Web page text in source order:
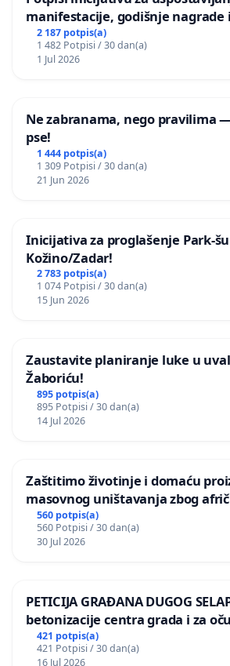
manifestacije, godišnje nagrade
javnog događaja „Edin Avdić“ u
2 187 potpis(a)
1 482 Potpisi / 30 dan(a)
1 Jul 2026
Ne zabranama, nego pravilima
pse!
1 444 potpis(a)
1 309 Potpisi / 30 dan(a)
21 Jun 2026
Inicijativa za proglašenje Park-
Kožino/Zadar!
2 783 potpis(a)
1 074 Potpisi / 30 dan(a)
15 Jun 2026
Zaustavite planiranje luke u
Žaboriću!
895 potpis(a)
895 Potpisi / 30 dan(a)
14 Jul 2026
Zaštitimo životinje i domaću
masovnog uništavanja zbog
kuge
560 potpis(a)
560 Potpisi / 30 dan(a)
30 Jul 2026
PETICIJA GRAĐANA DUGOG
betonizacije centra grada i za
postojećih zelenih površina i
donošenju izmjena urbanističkog
421 potpis(a)
421 Potpisi / 30 dan(a)
16 Jul 2026